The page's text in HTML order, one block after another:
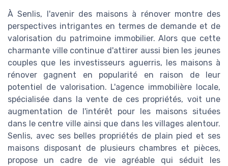
À Senlis, l'avenir des maisons à rénover montre des
perspectives intrigantes en termes de demande et de
valorisation du patrimoine immobilier. Alors que cette
charmante ville continue d'attirer aussi bien les jeunes
couples que les investisseurs aguerris, les maisons à
rénover gagnent en popularité en raison de leur
potentiel de valorisation. L'agence immobilière locale,
spécialisée dans la vente de ces propriétés, voit une
augmentation de l'intérêt pour les maisons situées
dans le centre ville ainsi que dans les villages alentour.
Senlis, avec ses belles propriétés de plain pied et ses
maisons disposant de plusieurs chambres et pièces,
propose un cadre de vie agréable qui séduit les